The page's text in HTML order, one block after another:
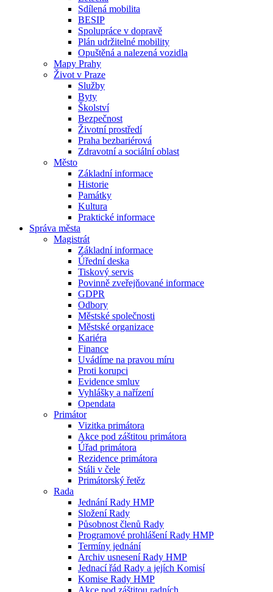
Sdílená mobilita
BESIP
Spolupráce v dopravě
Plán udržitelné mobility
Opuštěná a nalezená vozidla
Mapy Prahy
Život v Praze
Služby
Byty
Školství
Bezpečnost
Životní prostředí
Praha bezbariérová
Zdravotní a sociální oblast
Město
Základní informace
Historie
Památky
Kultura
Praktické informace
Správa města
Magistrát
Základní informace
Úřední deska
Tiskový servis
Povinně zveřejňované informace
GDPR
Odbory
Městské společnosti
Městské organizace
Kariéra
Finance
Uvádíme na pravou míru
Proti korupci
Evidence smluv
Vyhlášky a nařízení
Opendata
Primátor
Vizitka primátora
Akce pod záštitou primátora
Úřad primátora
Rezidence primátora
Stáli v čele
Primátorský řetěz
Rada
Jednání Rady HMP
Složení Rady
Působnost členů Rady
Programové prohlášení Rady HMP
Termíny jednání
Archiv usnesení Rady HMP
Jednací řád Rady a jejích Komisí
Komise Rady HMP
Akce pod záštitou radních